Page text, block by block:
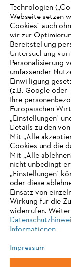
Informationen
Produkte
Kontakt
Karriere
Technologien
Webseite setzen
Cookies" auch
wir zur
Bereitstellung
Untersuchung
Personalisierung
umfassender
Einwilligung
(z.B. Google oder
Ihre
Europäischen
„Einstellungen"
Details zu den
Mit „Alle
Cookies und die
Mit „Alle
nicht unbedingt
„Einstellungen“
oder diese
Einsatz von
Wirkung für die
widerrufen.
Informationen.
Impressum